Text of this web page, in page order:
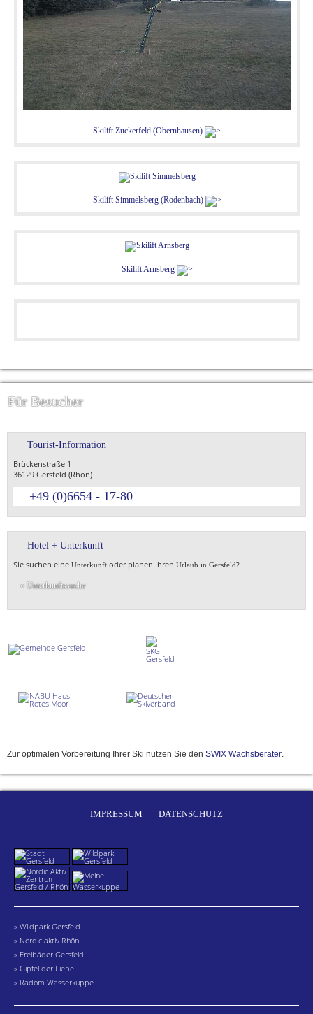
Skilift Zuckerfeld (Obernhausen)
Skilift Simmelsberg (Rodenbach)
Skilift Arnsberg
Für Besucher
Tourist-Information
Brückenstraße 1
36129 Gersfeld (Rhön)
+49 (0)6654 - 17-80
Hotel + Unterkunft
Sie suchen eine Unterkunft oder planen Ihren Urlaub in Gersfeld?
» Unterkunftssuche
Zur optimalen Vorbereitung Ihrer Ski nutzen Sie den SWIX Wachsberater.
IMPRESSUM DATENSCHUTZ
» Wildpark Gersfeld
» Nordic aktiv Rhön
» Freibäder Gersfeld
» Gipfel der Liebe
» Radom Wasserkuppe